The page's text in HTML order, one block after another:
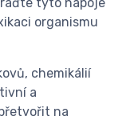
organismu
chemikálií
a
na